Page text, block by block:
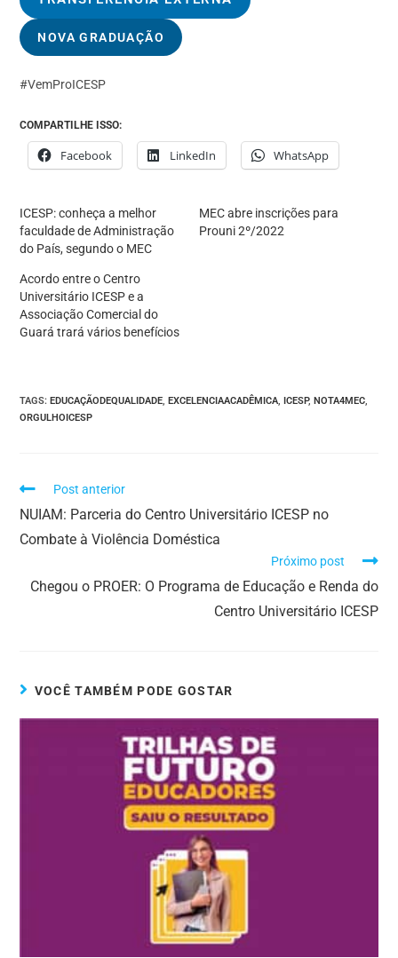
NOVA GRADUAÇÃO
#VemProICESP
COMPARTILHE ISSO:
Facebook LinkedIn WhatsApp
ICESP: conheça a melhor
faculdade de Administração
do País, segundo o MEC
MEC abre inscrições para
Prouni 2º/2022
Acordo entre o Centro
Universitário ICESP e a
Associação Comercial do
Guará trará vários benefícios
TAGS:EDUCAÇÃODEQUALIDADE, EXCELENCIAACADÊMICA, ICESP, NOTA4MEC,
ORGULHOICESP
Post anterior
NUIAM: Parceria do Centro Universitário ICESP no
Combate à Violência Doméstica
Próximo post
Chegou o PROER: O Programa de Educação e Renda do
Centro Universitário ICESP
VOCÊ TAMBÉM PODE GOSTAR